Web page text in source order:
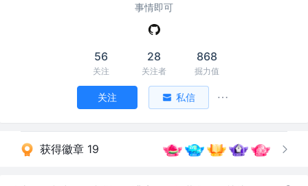
事情即可
56
关注
28
关注者
868
掘力值
关注 私信
获得徽章 19